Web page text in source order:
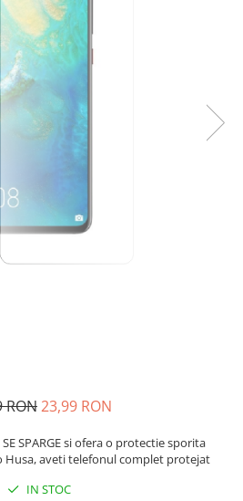
RON23,99 RON
SPARGE si ofera o protectie sporita
Husa, aveti telefonul complet protejat
IN STOC